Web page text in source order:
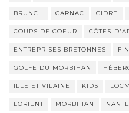
BRUNCH CARNAC CIDRE
COUPS DE COEUR CÔTES-
ENTREPRISES BRETONNES
GOLFE DU MORBIHAN
ILLE ET VILAINE KIDS
LORIENT MORBIHAN